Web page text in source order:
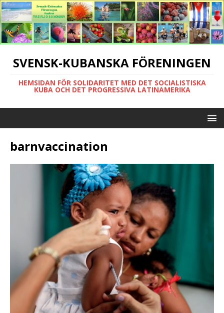
SVENSK-KUBANSKA FÖRENINGEN
HEMSIDAN FÖR SOLIDARITET MED DET SOCIALISTISKA
KUBA OCH DET PROGRESSIVA LATINAMERIKA
barnvaccination